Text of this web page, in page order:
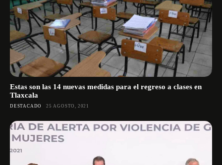
Estas son las 14 nuevas medidas para el regreso a clases en
Tlaxcala
DESTACADO 25 AGOSTO, 2021